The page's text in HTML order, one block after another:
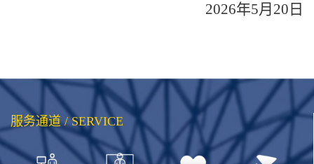
2026年5月 20 日
服务通道 / SERVICE